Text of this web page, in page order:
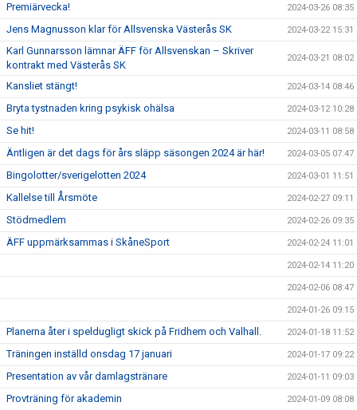
Premiärvecka! 2024-03-26 08:35
Jens Magnusson klar för Allsvenska Västerås SK 2024-03-22 15:31
Karl Gunnarsson lämnar ÄFF för Allsvenskan – Skriver
kontrakt med Västerås SK
2024-03-21 08:02
Kansliet stängt! 2024-03-14 08:46
Bryta tystnaden kring psykisk ohälsa 2024-03-12 10:28
Se hit! 2024-03-11 08:58
Äntligen är det dags för års släpp säsongen 2024 är här! 2024-03-05 07:47
Bingolotter/sverigelotten 2024 2024-03-01 11:51
Kallelse till Årsmöte 2024-02-27 09:11
Stödmedlem 2024-02-26 09:35
ÄFF uppmärksammas i SkåneSport 2024-02-24 11:01
2024-02-14 11:20
2024-02-06 08:47
2024-01-26 09:15
Planerna åter i speldugligt skick på Fridhem och Valhall. 2024-01-18 11:52
Träningen inställd onsdag 17 januari 2024-01-17 09:22
Presentation av vår damlagstränare 2024-01-11 09:03
Provträning för akademin 2024-01-09 08:08